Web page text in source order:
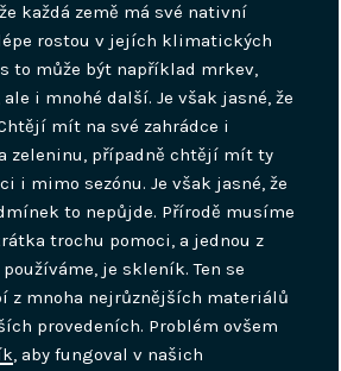
každá země má své nativní
rostou v jejích klimatických
to může být například mrkev,
i mnohé další. Je však jasné, že
mít na své zahrádce i
zeleninu, případně chtějí mít ty
i mimo sezónu. Je však jasné, že
to nepůjde. Přírodě musíme
trochu pomoci, a jednou z
je skleník.Ten se
z mnoha nejrůznějších materiálů
provedeních. Problém ovšem
, aby fungoval v našich